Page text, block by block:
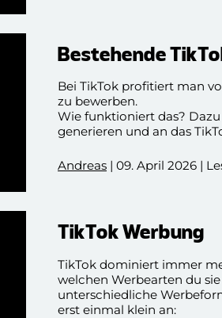
Bestehende
Bei TikTok profitiert man
zu bewerben.
Wie funktioniert das?
generieren und an das
Andreas | 09. April 2026 |
TikTok Werbung
TikTok dominiert immer
welchen Werbearten du
unterschiedliche
erst einmal klein an: